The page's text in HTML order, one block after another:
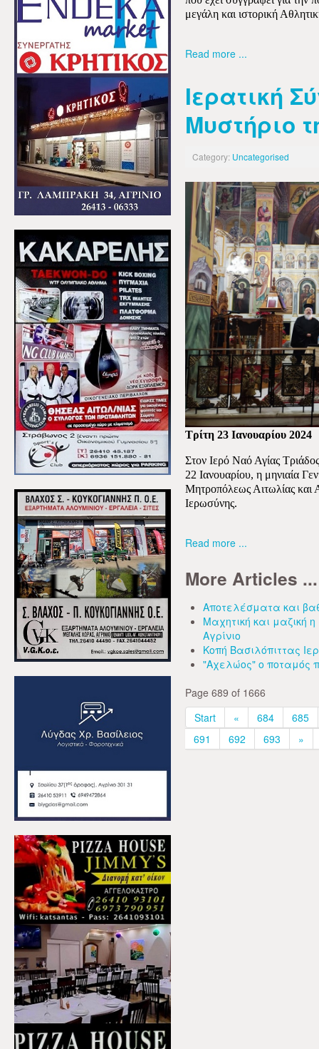
μεγάλη και ιστορική
Read more ...
Ιερατική
Μυστήριο
Category: Uncategorised
Τρίτη 23 Ιανουαρίου 2024
Στον Ιερό Ναό Αγίας
22 Ιανουαρίου, η μηνιαία
Μητροπόλεως Αιτωλίας και
Ιερωσύνης.
Read more ...
More Articles ...
Αποτελέσματα και
Μαχητική και μαζική
Αγρίνιο
Κοπή Βασιλόπιττας
"Αχελώος" ο ποταμός
Page 689 of 1666
Start
« 684
685
691
692 693 »